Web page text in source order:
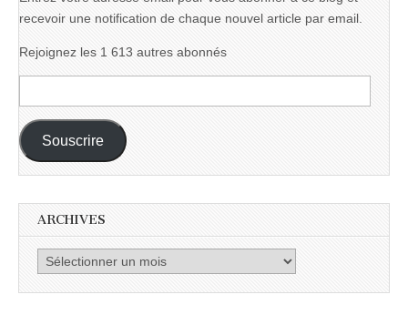
recevoir une notification de chaque nouvel article par email.
Rejoignez les 1 613 autres abonnés
e-
mail :
Souscrire
ARCHIVES
Archives